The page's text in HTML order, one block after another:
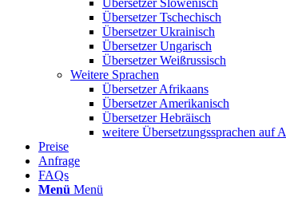
Übersetzer Slowenisch
Übersetzer Tschechisch
Übersetzer Ukrainisch
Übersetzer Ungarisch
Übersetzer Weißrussisch
Weitere Sprachen
Übersetzer Afrikaans
Übersetzer Amerikanisch
Übersetzer Hebräisch
weitere Übersetzungssprachen auf
Preise
Anfrage
FAQs
Menü Menü